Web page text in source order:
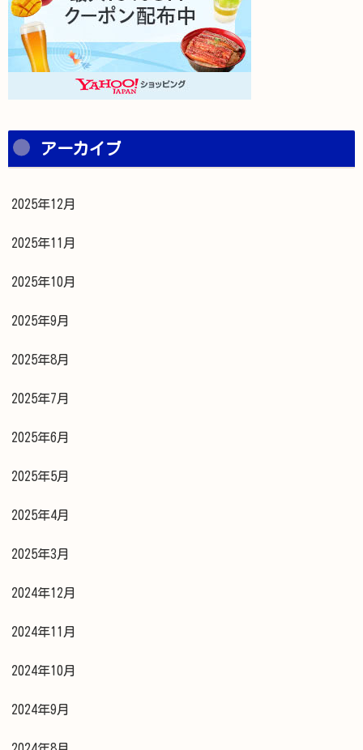
アーカイブ
2025年12月
2025年11月
2025年10月
2025年9月
2025年8月
2025年7月
2025年6月
2025年5月
2025年4月
2025年3月
2024年12月
2024年11月
2024年10月
2024年9月